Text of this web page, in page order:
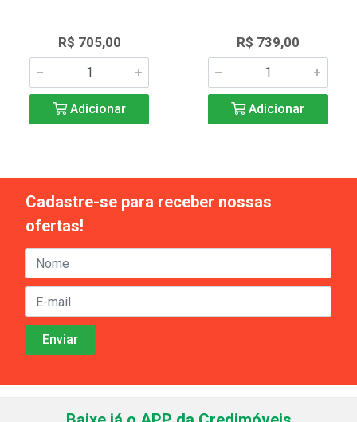
R$ 705,00
Adicionar
R$ 739,00
Adicionar
Cadastre-se para receber nossas
ofertas!